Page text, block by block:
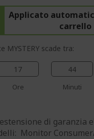
Applicato
carrello
MYSTERY scade tra:
17
Ore
44
Minuti
di garanzia
Monitor